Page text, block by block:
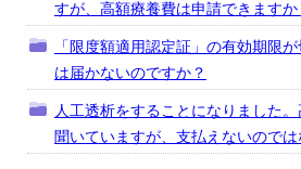
すが、高額療養費は申請できますか
「限度額適用認定証」の有効期限
は届かないのですか？
人工透析をすることになりました
聞いていますが、支払えないのでは